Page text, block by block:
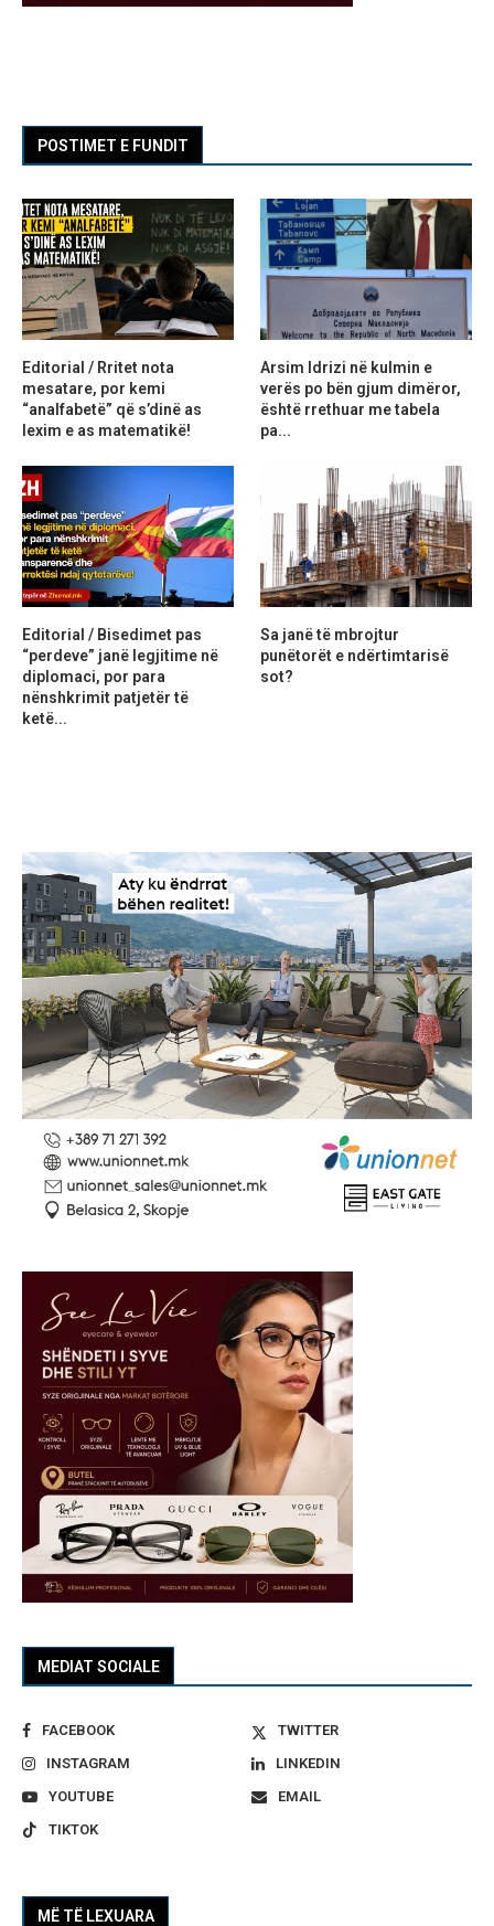
MEDIAT SOCIALE
FACEBOOK
TWITTER
INSTAGRAM
LINKEDIN
YOUTUBE
EMAIL
TIKTOK
MË TË LEXUARA
POSTIMET E FUNDIT
Editorial / Rritet nota
mesatare, por kemi
“analfabetë” që s’dinë as
lexim e as matematikë!
Arsim Idrizi në kulmin e
verës po bën gjum dimëror,
është rrethuar me tabela
pa...
Editorial / Bisedimet pas
“perdeve” janë legjitime në
diplomaci, por para
nënshkrimit patjetër të
ketë...
Sa janë të mbrojtur
punëtorët e ndërtimtarisë
sot?